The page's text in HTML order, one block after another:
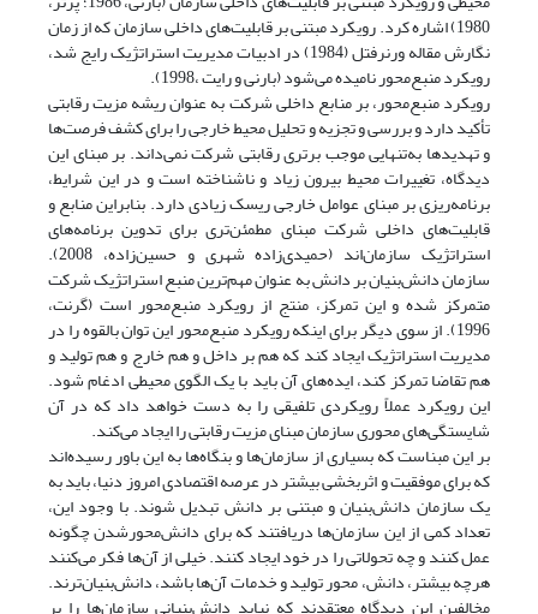
1980) اشاره کرد. رویکرد مبتنی بر قابلیت‌های داخلی سازمان که از زمان
نگارش مقاله ورنرفتل (1984) در ادبیات مدیریت استراتژیک رایج شد،
رویکرد منبع‌محور نامیده می‌شود (بارنی و رایت ،1998).
رویکرد منبع‌محور، بر منابع داخلی شرکت به عنوان ریشه مزیت رقابتی
تأکید دارد و بررسی و تجزیه و تحلیل محیط خارجی را برای کشف فرصت‌ها
و تهدیدها به‌تنهایی موجب برتری رقابتی شرکت نمی‌داند. بر مبنای این
دیدگاه، تغییرات محیط بیرون زیاد و ناشناخته است و در این شرایط،
برنامه‌ریزی بر مبنای عوامل خارجی ریسک زیادی دارد. بنابراین منابع و
قابلیت‌های داخلی شرکت مبنای مطمئن‌تری برای تدوین برنامه‌های
استراتژیک سازمان‌اند (حمیدی‌زاده شهری و حسین‌زاده، 2008).
سازمان دانش‌بنیان بر دانش به عنوان مهم‌ترین منبع استراتژیک شرکت
متمرکز شده و این تمرکز، منتج از رویکرد منبع‌محور است (گرنت،
1996). از سوی دیگر برای اینکه رویکرد منبع‌محور این توان بالقوه را در
مدیریت استراتژیک ایجاد کند که هم بر داخل و هم خارج و هم تولید و
هم تقاضا تمرکز کند، ایده‌های آن باید با یک الگوی محیطی ادغام شود.
این رویکرد عملاً رویکردی تلفیقی را به دست خواهد داد که در آن
شایستگی‌های محوری سازمان مبنای مزیت رقابتی را ایجاد می‌کند.
بر این مبناست که بسیاری از سازمان‌ها و بنگاه‌ها به این باور رسیده‌اند
که برای موفقیت و اثربخشی بیشتر در عرصه اقتصادی امروز دنیا، باید به
یک سازمان دانش‌بنیان و مبتنی بر دانش تبدیل شوند. با وجود این،
تعداد کمی از این سازمان‌ها دریافتند که برای دانش‌محورشدن چگونه
عمل کنند و چه تحولاتی را در خود ایجاد کنند. خیلی از آن‌ها فکر می‌کنند
هرچه بیشتر، دانش، محور تولید و خدمات آن‌ها باشد، دانش‌بنیان‌ترند.